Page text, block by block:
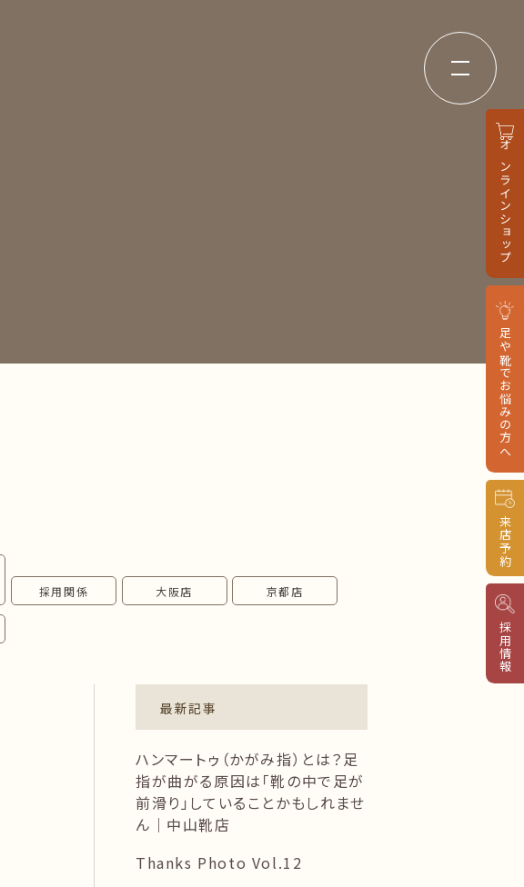
オンラインショップ
足や靴でお悩みの方へ
来店予約
採用情報
採用関係 大阪店 京都店
最新記事
ハンマートゥ（かがみ指）とは？足
指が曲がる原因は「靴の中で足が
前滑り」していることかもしれませ
ん｜中山靴店
Thanks Photo Vol.12